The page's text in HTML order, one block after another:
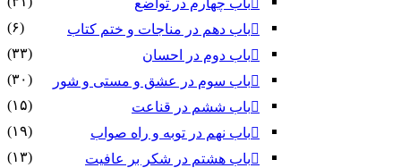
باب چهارم در تواضع
باب دهم در مناجات و ختم کتاب
(۶)
باب دوم در احسان
(۳۳)
باب سوم در عشق و مستی و شور
(۳۰)
باب ششم در قناعت
(۱۵)
باب نهم در توبه و راه صواب
(۱۹)
باب هشتم در شکر بر عافیت
(۱۳)